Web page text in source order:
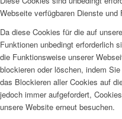
Webseite verfügbaren Dienste
Da diese Cookies für die auf
Funktionen unbedingt erforderlich
die Funktionsweise unserer
blockieren oder löschen, indem
das Blockieren aller Cookies auf
jedoch immer aufgefordert,
unsere Website erneut besuchen.